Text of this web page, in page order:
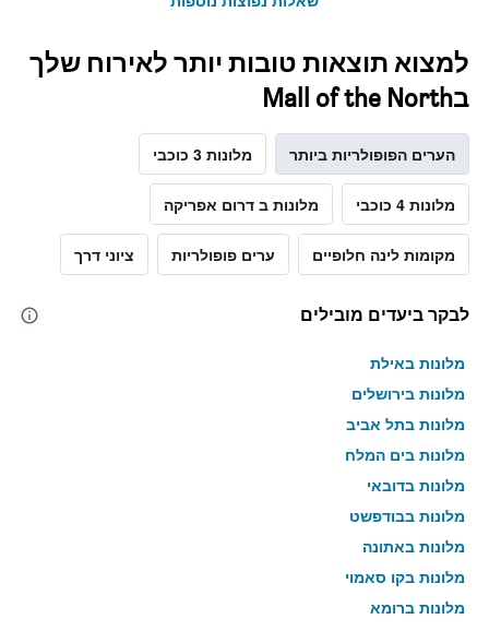
למצוא תוצאות טובות יותר לאירוח שלך
בMall of the North
הערים הפופולריות ביותר מלונות 3 כוכבי
מלונות 4 כוכבי מלונות ב דרום אפריקה
מקומות לינה חלופיים ערים פופולריות ציוני דרך
לבקר ביעדים מובילים
מלונות באילת
מלונות בירושלים
מלונות בתל אביב
מלונות בים המלח
מלונות בדובאי
מלונות בבודפשט
מלונות באתונה
מלונות בקו סאמוי
מלונות ברומא